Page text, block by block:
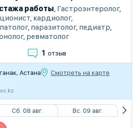
работы, Гастроэнтеролог,
, кардиолог,
, паразитолог, педиатр,
, ревматолог
1 отзыв
Астана
Смотреть на карте
Сб. 08 авг. Вс. 09 авг.